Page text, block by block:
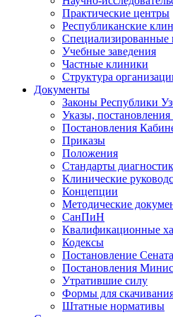
Практические центры
Республиканские
Специализированные
Учебные заведения
Частные клиники
Структура
Документы
Законы Республики
Указы,
Постановления
Приказы
Положения
Стандарты
Клинические
Концепции
Методические
СанПиН
Квалификационные
Кодексы
Постановление
Постановления
Утратившие силу
Формы для
Штатные нормативы